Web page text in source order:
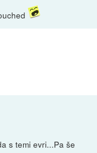
s temi evri...Pa še